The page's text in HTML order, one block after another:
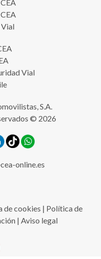
Vial
S.A.
© 2026
online.es
de cookies | Política de
| Aviso legal